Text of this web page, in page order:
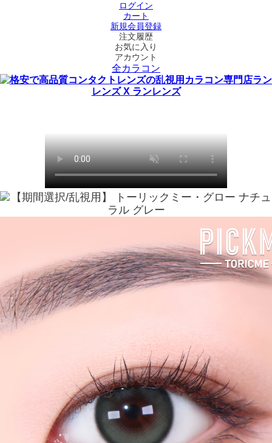
ログイン
カート
新規会員登録
注文履歴
お気に入り
アカウント
全カラコン